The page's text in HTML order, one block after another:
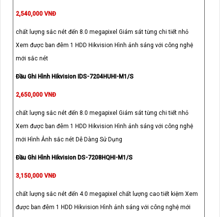
2,540,000 VNĐ
chất lượng sắc nét đến 8.0 megapixel Giám sát từng chi tiết nhỏ
Xem được ban đêm 1 HDD Hikvision Hình ảnh sáng với công nghệ
mới sắc nét
Đầu Ghi Hình Hikvision IDS-7204HUHI-M1/S
2,650,000 VNĐ
chất lượng sắc nét đến 8.0 megapixel Giám sát từng chi tiết nhỏ
Xem được ban đêm 1 HDD Hikvision Hình ảnh sáng với công nghệ
mới Hình Ảnh sắc nét Dễ Dàng Sử Dụng
Đầu Ghi Hình Hikvision DS-7208HQHI-M1/S
3,150,000 VNĐ
chất lượng sắc nét đến 4.0 megapixel chất lượng cao tiết kiệm Xem
được ban đêm 1 HDD Hikvision Hình ảnh sáng với công nghệ mới